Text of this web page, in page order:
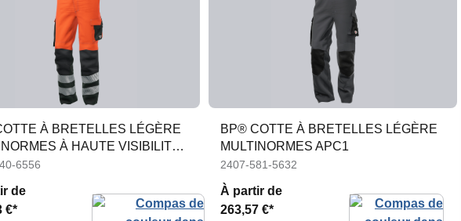
À BRETELLES LÉGÈRE
À HAUTE VISIBILITÉ
6556
de
€*
BP® COTTE À BRETELLES LÉGÈRE
MULTINORMES APC1
2407-581-5632
À partir de
263,57 €*